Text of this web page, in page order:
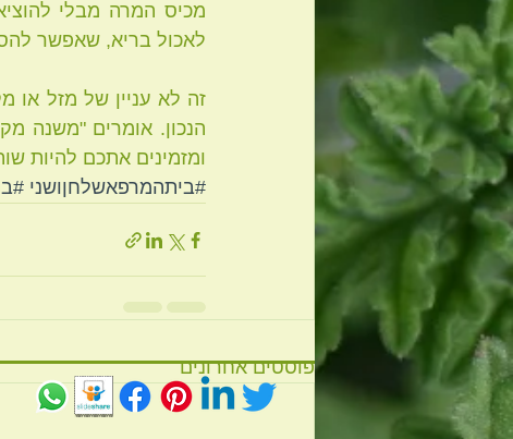
לאכול בריא, שאפשר
ומזמינים אתכם להיות
#ביתהמרפאשלחןושני
פוסטים אחרונים